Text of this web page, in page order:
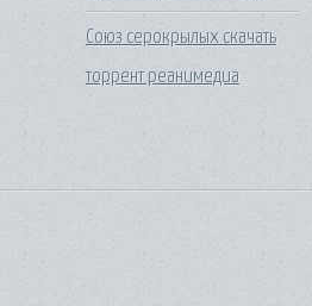
Союз серокрылых скачать
торрент реанимедиа